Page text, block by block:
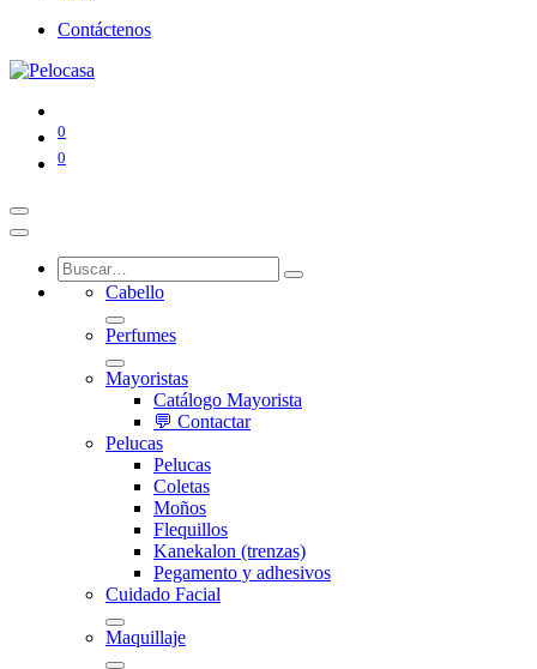
Contáctenos
0
0
Cabello
Perfumes
Mayoristas
Catálogo Mayorista
💬 Contactar
Pelucas
Pelucas
Coletas
Moños
Flequillos
Kanekalon (trenzas)
Pegamento y adhesivos
Cuidado Facial
Maquillaje